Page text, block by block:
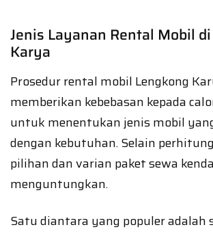
Jenis Layanan Rental Mobil
Karya
Prosedur rental mobil Lengkong
memberikan kebebasan kepada
untuk menentukan jenis mobil
dengan kebutuhan. Selain
pilihan dan varian paket sewa
menguntungkan.
Satu diantara yang populer adalah